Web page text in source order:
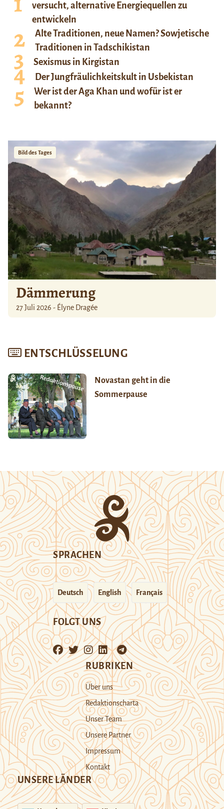
versucht, alternative Energiequellen zu
entwickeln
Alte Traditionen, neue Namen? Sowjetische
Traditionen in Tadschikistan
Sexismus in Kirgistan
Der Jungfräulichkeitskult in Usbekistan
Wer ist der Aga Khan und wofür ist er
bekannt?
Bild des Tages
Dämmerung
27 Juli 2026 - Élyne Dragée
ENTSCHLÜSSELUNG
Novastan geht in die
Sommerpause
SPRACHEN
Deutsch English Français
FOLGT UNS
RUBRIKEN
Über uns
Redaktionscharta
Unser Team
Unsere Partner
Impressum
Kontakt
UNSERE LÄNDER